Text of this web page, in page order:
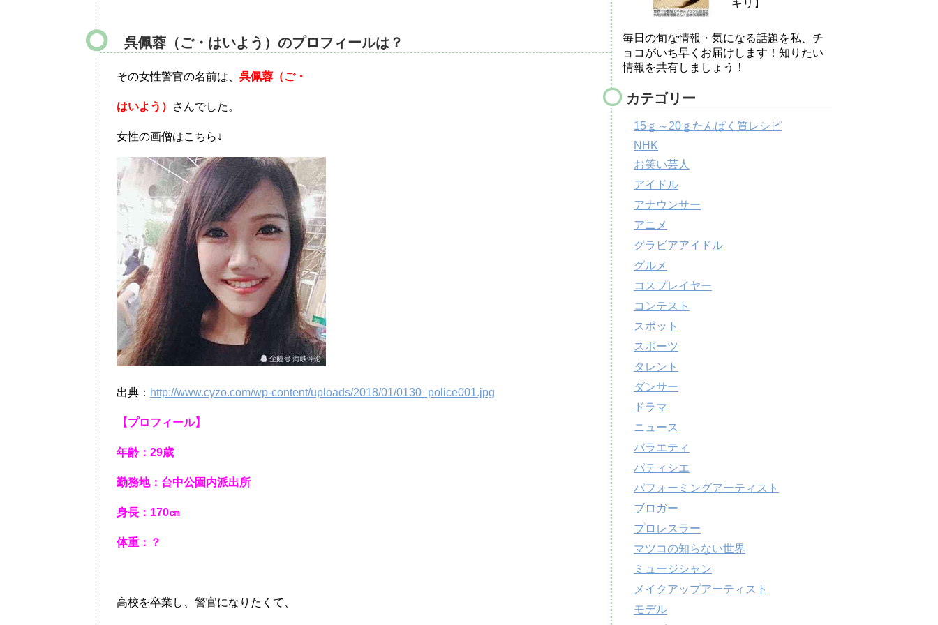
呉佩蓉（ご・はいよう）のプロフィールは？
その女性警官の名前は、 呉佩蓉（ご・
はいよう） さんでした。
女性の画僧はこちら↓
出典： http://www.cyzo.com/wp-content/uploads/2018/01/0130_police001.jpg
【プロフィール】
年齢：29歳
勤務地：台中公園内派出所
身長：170㎝
体重：？
高校を卒業し、警官になりたくて、
キリ】
毎日の旬な情報・気になる話題を私、チ
ョコがいち早くお届けします！知りたい
情報を共有しましょう！
カテゴリー
15ｇ～20ｇたんぱく質レシピ
NHK
お笑い芸人
アイドル
アナウンサー
アニメ
グラビアアイドル
グルメ
コスプレイヤー
コンテスト
スポット
スポーツ
タレント
ダンサー
ドラマ
ニュース
バラエティ
パティシエ
パフォーミングアーティスト
ブロガー
プロレスラー
マツコの知らない世界
ミュージシャン
メイクアップアーティスト
モデル